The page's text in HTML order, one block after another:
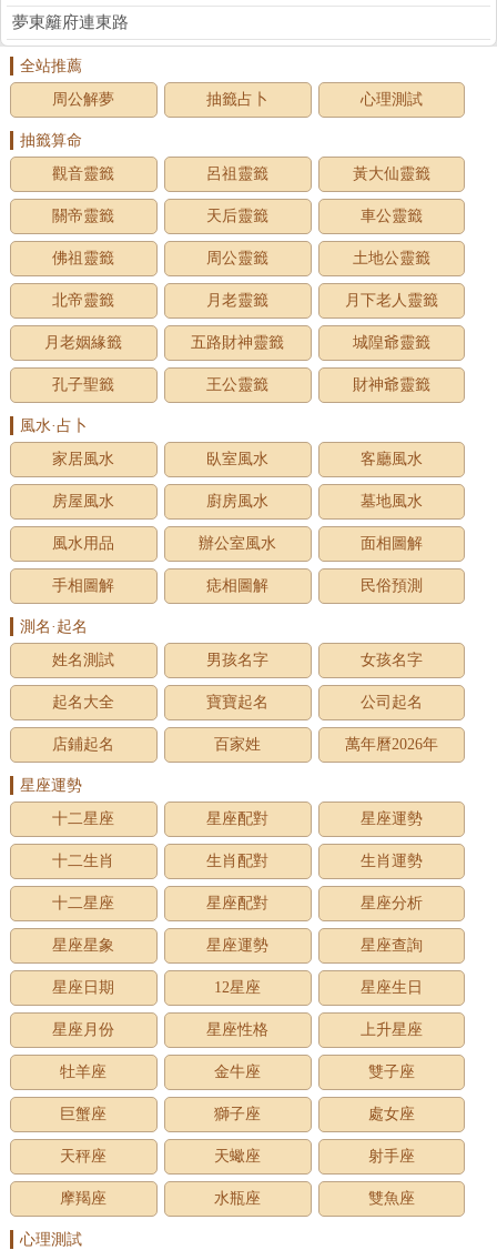
夢東籬府連東路
全站推薦
周公解夢
抽籤占卜 心理測試
抽籤算命
觀音靈籤
呂祖靈籤 黃大仙靈籤
關帝靈籤 天后靈籤 車公靈籤
佛祖靈籤 周公靈籤 土地公靈籤
北帝靈籤 月老靈籤 月下老人靈籤
月老姻緣籤 五路財神靈籤 城隍爺靈籤
孔子聖籤 王公靈籤 財神爺靈籤
風水·占卜
家居風水
臥室風水 客廳風水
房屋風水 廚房風水 墓地風水
風水用品 辦公室風水 面相圖解
手相圖解 痣相圖解 民俗預測
測名·起名
姓名測試
男孩名字 女孩名字
起名大全 寶寶起名 公司起名
店鋪起名 百家姓 萬年曆2026年
星座運勢
十二星座
星座配對 星座運勢
十二生肖 生肖配對 生肖運勢
十二星座 星座配對 星座分析
星座星象 星座運勢 星座查詢
星座日期 12星座 星座生日
星座月份 星座性格 上升星座
牡羊座 金牛座 雙子座
巨蟹座 獅子座 處女座
天秤座 天蠍座 射手座
摩羯座 水瓶座 雙魚座
心理測試